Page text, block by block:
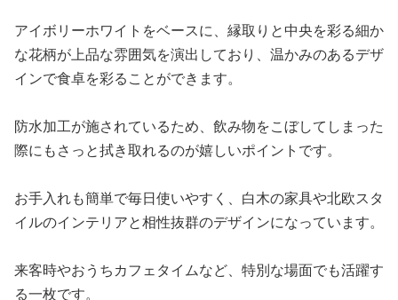
アイボリーホワイトをベースに、縁取りと中央を彩る細か
な花柄が上品な雰囲気を演出しており、温かみのあるデザ
インで食卓を彩ることができます。
防水加工が施されているため、飲み物をこぼしてしまった
際にもさっと拭き取れるのが嬉しいポイントです。
お手入れも簡単で毎日使いやすく、白木の家具や北欧スタ
イルのインテリアと相性抜群のデザインになっています。
来客時やおうちカフェタイムなど、特別な場面でも活躍す
る一枚です。